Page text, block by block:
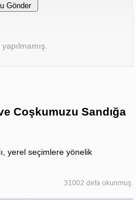
Coşkumuzu Sandığa
yerel seçimlere yönelik
31002 defa okunmuş.